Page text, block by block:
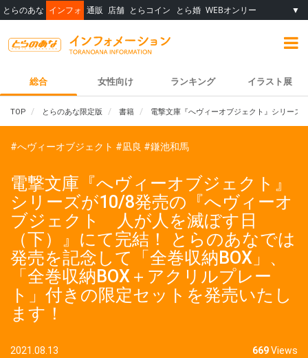
とらのあな インフォ 通販 店舗 とらコイン とら婚 WEBオンリー ▼
総合 女性向け ランキング イラスト展
TOP とらのあな限定版 書籍 電撃文庫『へヴィーオブジェクト』シリー
#へヴィーオブジェクト #凪良 #鎌池和馬
電撃文庫『へヴィーオブジェクト』
シリーズが10/8発売の『へヴィーオ
ブジェクト 人が人を滅ぼす日
（下）』にて完結！ とらのあなでは
発売を記念して「全巻収納BOX」、
「全巻収納BOX＋アクリルプレー
ト」付きの限定セットを発売いたし
ます！
2021.08.13 669Views